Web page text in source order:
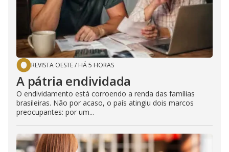
REVISTA OESTE/ HÁ 5 HORAS
A pátria endividada
O endividamento está corroendo a renda das famílias
brasileiras. Não por acaso, o país atingiu dois marcos
preocupantes: por um...